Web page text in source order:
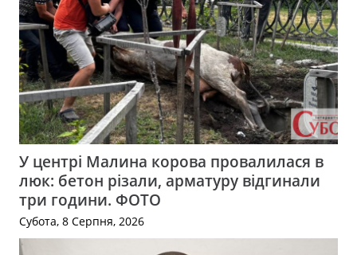
У центрі Малина корова провалилася в
люк: бетон різали, арматуру відгинали
три години. ФОТО
Субота, 8 Серпня, 2026